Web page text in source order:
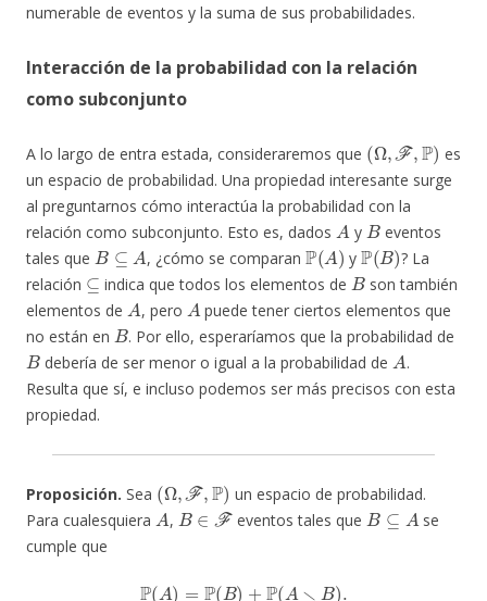
numerable de eventos y la suma de sus probabilidades.
Interacción de la probabilidad con la relación
como subconjunto
A lo largo de entra estada, consideraremos que
(Ω ,P
es
un espacio de probabilidad. Una propiedad interesante surge
al preguntarnos cómo interactúa la probabilidad con la
relación como subconjunto. Esto es, dados
A
y
B
eventos
tales que
B⊆A
, ¿cómo se comparan
P(A)
y
P(B)
? La
relación
⊆
indica que todos los elementos de
B
son también
elementos de
A
, pero
A
puede tener ciertos elementos que
no están en
B
. Por ello, esperaríamos que la probabilidad de
B
debería de ser menor o igual a la probabilidad de
A
.
Resulta que sí, e incluso podemos ser más precisos con esta
propiedad.
Proposición. Sea
(Ω ,P
un espacio de probabilidad.
Para cualesquiera
A
,
B∈F
eventos tales que
B⊆A
se
cumple que
P =P(B) + P(A ∖ B